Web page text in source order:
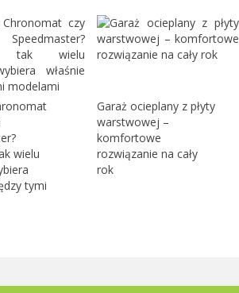
wielu
tymi
Garaż ocieplany z płyty
warstwowej –
komfortowe
rozwiązanie na cały
rok